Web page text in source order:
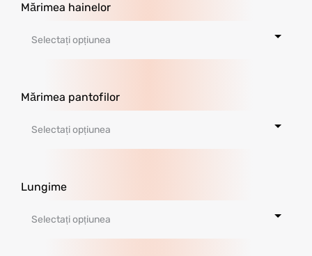
Mărimea hainelor
Mărimea pantofilor
Lungime